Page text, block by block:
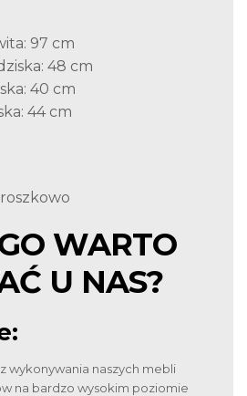
97 cm
48 cm
40 cm
44 cm
WARTO
U NAS?
wykonywania naszych mebli
na bardzo wysokim poziomie